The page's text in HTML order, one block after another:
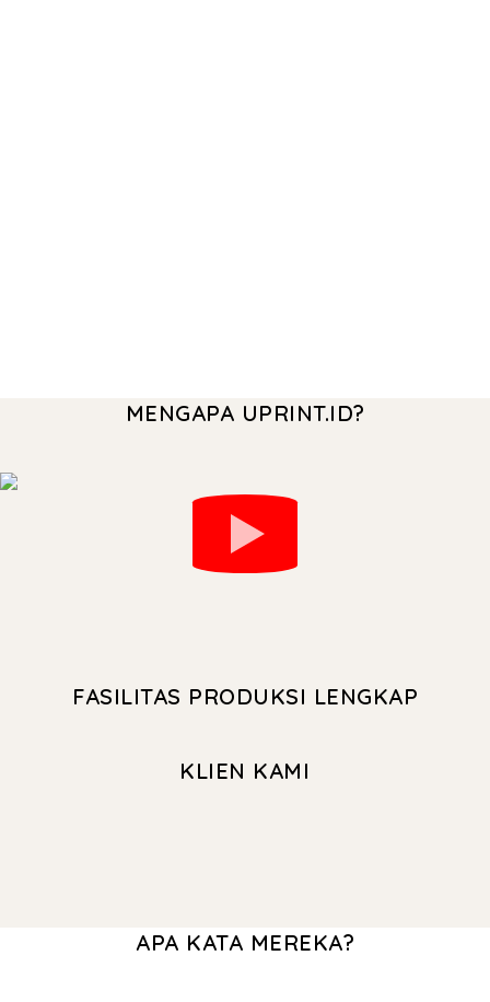
MENGAPA UPRINT.ID?
FASILITAS PRODUKSI LENGKAP
KLIEN KAMI
APA KATA MEREKA?